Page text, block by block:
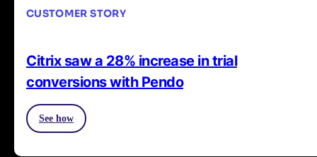
CUSTOMER STORY
Citrix saw a 28% increase in trial
conversions with Pendo
See how